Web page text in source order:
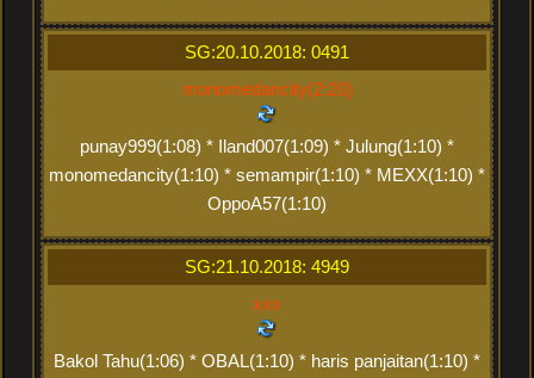
SG:20.10.2018: 0491
monomedancity(2:20)
punay999(1:08) * Iland007(1:09) * Julung(1:10) *
monomedancity(1:10) * semampir(1:10) * MEXX(1:10) *
OppoA57(1:10)
SG:21.10.2018: 4949
xxx
Bakol Tahu(1:06) * OBAL(1:10) * haris panjaitan(1:10) *